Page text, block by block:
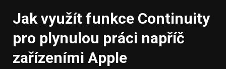
Jak využít funkce Continuity
pro plynulou práci napříč
zařízeními Apple